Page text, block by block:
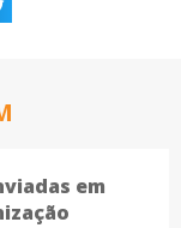
em